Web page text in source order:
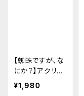
【蜘蛛ですが、な
にか？】アクリル
キーハンガー
¥1,980